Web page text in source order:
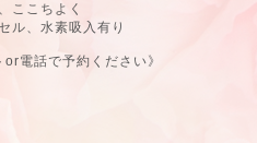
ここちよく
ル、水素吸入有り
or電話で予約ください》